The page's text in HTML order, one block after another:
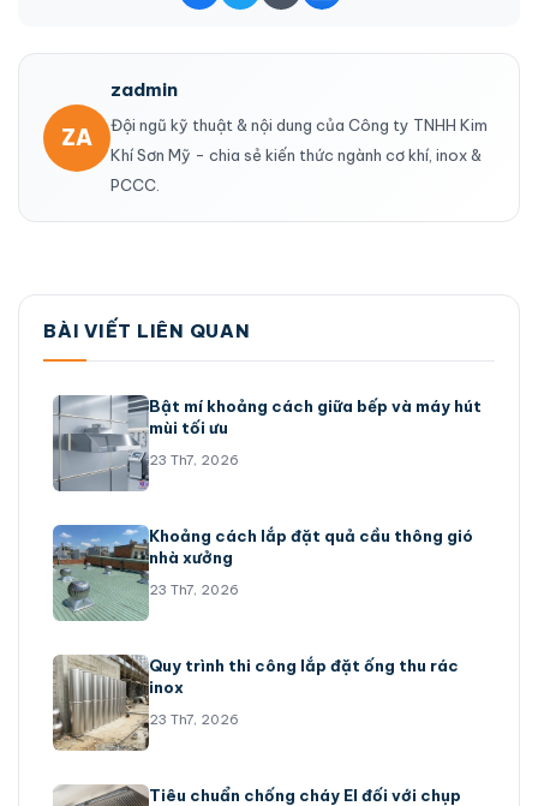
ZA
zadmin
Đội ngũ kỹ thuật & nội dung của Công ty TNHH Kim
Khí Sơn Mỹ - chia sẻ kiến thức ngành cơ khí, inox &
PCCC.
BÀI VIẾT LIÊN QUAN
Bật mí khoảng cách giữa bếp và máy hút
mùi tối ưu
23 Th7, 2026
Khoảng cách lắp đặt quả cầu thông gió
nhà xưởng
23 Th7, 2026
Quy trình thi công lắp đặt ống thu rác
inox
23 Th7, 2026
Tiêu chuẩn chống cháy EI đối với chụp